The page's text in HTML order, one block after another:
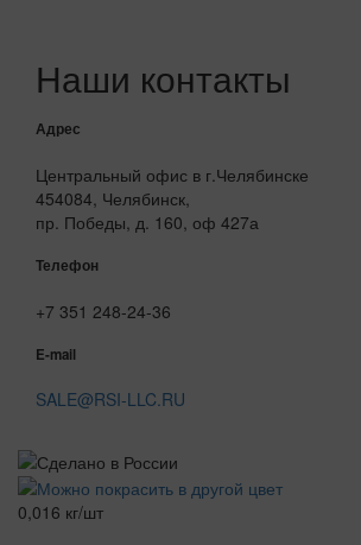
Наши контакты
Адрес
Центральный офис в г.Челябинске
454084, Челябинск,
пр. Победы, д. 160, оф 427а
Телефон
+7 351 248-24-36
E-mail
SALE@RSI-LLC.RU
0,016 кг/шт